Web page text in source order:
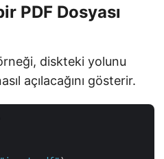
PDF Dosyası
diskteki yolunu
açılacağını gösterir.